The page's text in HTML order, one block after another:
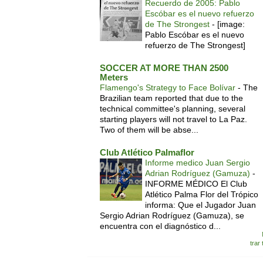
Recuerdo de 2005: Pablo
Escóbar es el nuevo refuerzo
de The Strongest - [image:
Pablo Escóbar es el nuevo
refuerzo de The Strongest]
SOCCER AT MORE THAN 2500
Meters
Flamengo's Strategy to Face Bolívar - The
Brazilian team reported that due to the
technical committee's planning, several
starting players will not travel to La Paz.
Two of them will be abse...
Club Atlético Palmaflor
Informe medico Juan Sergio
Adrian Rodríguez (Gamuza) -
INFORME MÉDICO El Club
Atlético Palma Flor del Trópico
informa: Que el Jugador Juan
Sergio Adrian Rodríguez (Gamuza), se
encuentra con el diagnóstico d...
trar